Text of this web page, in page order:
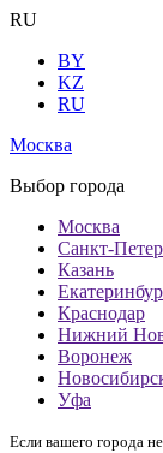
RU
BY
KZ
RU
Москва
Выбор города
Москва
Санкт-
Казань
Краснодар
Нижний
Воронеж
Уфа
Если вашего города